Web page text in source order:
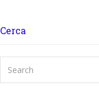
Cerca